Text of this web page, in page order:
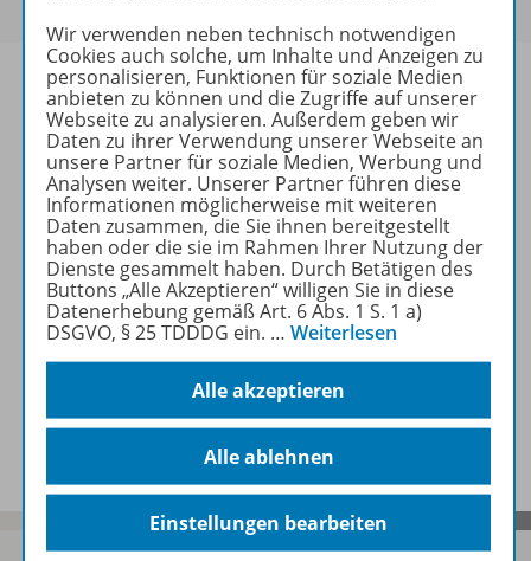
Informationen
Beschreibung
Weitere Inhalte der Ausgabe
Spar-Pakete
Wir verwenden neben technisch notwendigen
Cookies auch solche, um Inhalte und Anzeigen zu
personalisieren, Funktionen für soziale Medien
anbieten zu können und die Zugriffe auf unserer
Webseite zu analysieren. Außerdem geben wir
Daten zu ihrer Verwendung unserer Webseite an
unsere Partner für soziale Medien, Werbung und
Analysen weiter. Unserer Partner führen diese
Informationen möglicherweise mit weiteren
Daten zusammen, die Sie ihnen bereitgestellt
haben oder die sie im Rahmen Ihrer Nutzung der
Dienste gesammelt haben. Durch Betätigen des
Buttons „Alle Akzeptieren“ willigen Sie in diese
Datenerhebung gemäß Art. 6 Abs. 1 S. 1 a)
DSGVO, § 25 TDDDG ein. … Weiterlesen
Alle akzeptieren
Alle ablehnen
Einstellungen bearbeiten